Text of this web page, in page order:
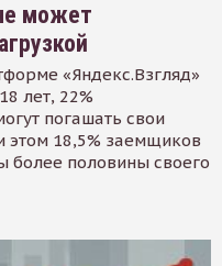
может
«Яндекс.Взгляд»
лет, 22%
погашать свои
этом 18,5% заемщиков
более половины своего